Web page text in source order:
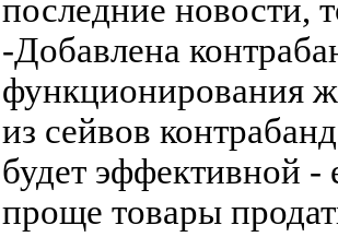
последние новости,
-Добавлена
функционирования
из сейвов
будет эффективной -
проще товары